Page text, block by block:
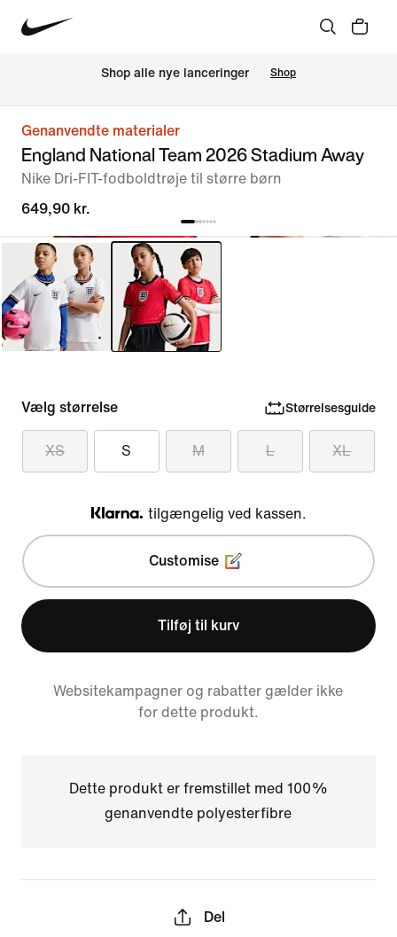
Shop alle nye lanceringer Shop
Genanvendte materialer
England National Team 2026 Stadium Away
Nike Dri-FIT-fodboldtrøje til større børn
649,90 kr.
Vælg størrelse Størrelsesguide
XS S M L XL
Klarna
tilgængelig ved kassen.
Customise
Tilføj til kurv
Websitekampagner og rabatter gælder ikke
for dette produkt.
Dette produkt er fremstillet med 100%
genanvendte polyesterfibre
Del